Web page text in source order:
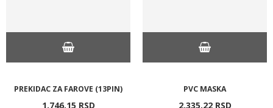
PREKIDAC ZA FAROVE (13PIN)
1.746,15 RSD
PVC MASKA
2.335,22 RSD